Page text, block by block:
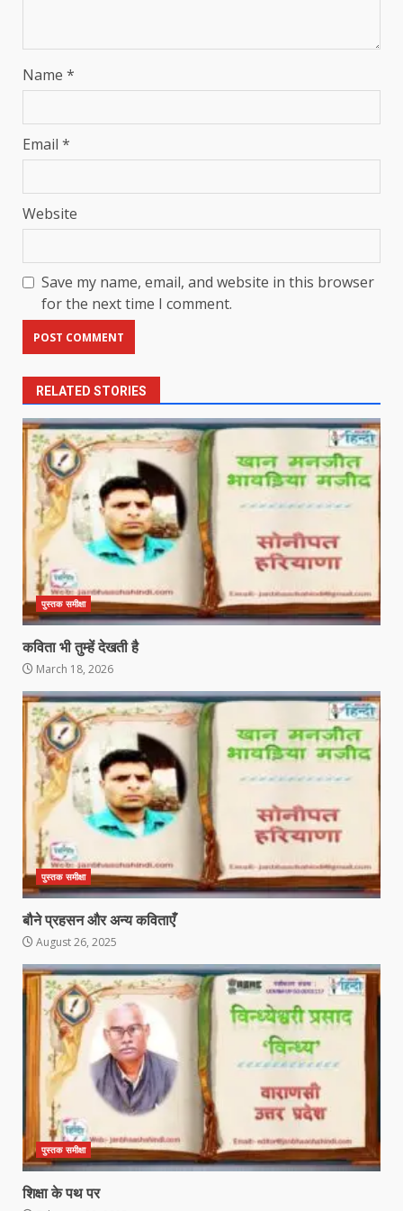
Name *
Email *
Website
Save my name, email, and website in this browser
for the next time I comment.
RELATED STORIES
पुस्तक समीक्षा
कविता भी तुम्हें देखती है
March 18, 2026
पुस्तक समीक्षा
बौने प्रहसन और अन्य कविताएँ
August 26, 2025
पुस्तक समीक्षा
शिक्षा के पथ पर